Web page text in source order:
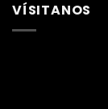
VÍSITANOS